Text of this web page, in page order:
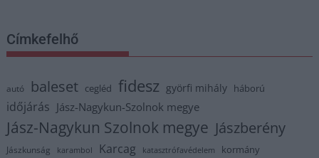
Címkefelhő
autó baleset cegléd fidesz györfi mihály háború
időjárás Jász-Nagykun-Szolnok megye
Jász-Nagykun Szolnok megye Jászberény
Jászkunság karambol Karcag katasztrófavédelem kormány